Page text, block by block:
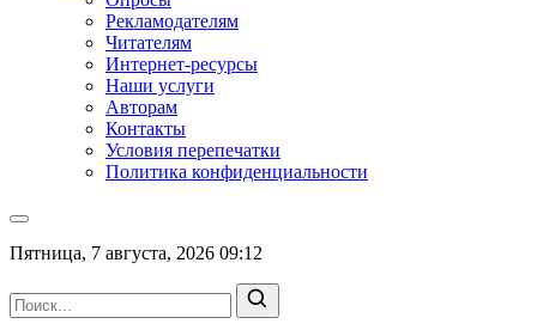
Рекламодателям
Читателям
Интернет-ресурсы
Наши услуги
Авторам
Контакты
Условия перепечатки
Политика конфиденциальности
Пятница, 7 августа, 2026 09:12